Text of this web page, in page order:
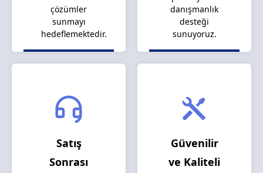
çözümler
sunmayı
hedeflemektedir.
danışmanlık
desteği
sunuyoruz.
Satış
Sonrası
Güvenilir
ve Kaliteli